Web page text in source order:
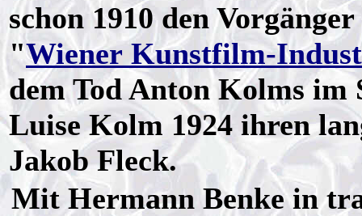
schon 1910 den
"Wiener Kunstfilm-
dem Tod Anton Kolms im
Luise Kolm 1924 ihren
Jakob Fleck.
Mit Hermann Benke in